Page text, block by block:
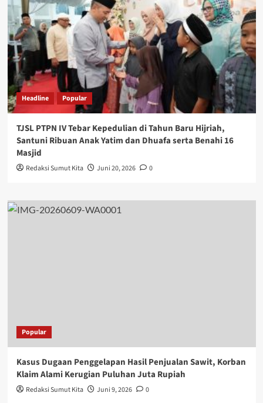
Headline Popular
TJSL PTPN IV Tebar Kepedulian di Tahun Baru Hijriah,
Santuni Ribuan Anak Yatim dan Dhuafa serta Benahi 16
Masjid
Redaksi Sumut Kita Juni 20, 2026 0
Popular
Kasus Dugaan Penggelapan Hasil Penjualan Sawit, Korban
Klaim Alami Kerugian Puluhan Juta Rupiah
Redaksi Sumut Kita Juni 9, 2026 0